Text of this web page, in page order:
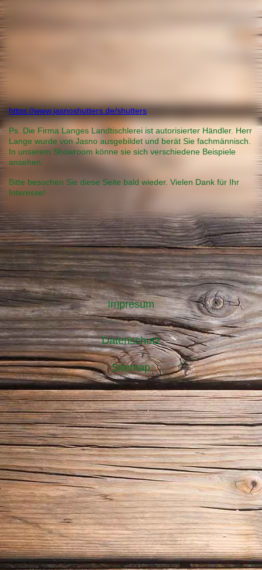
Landtischlerei-JasnoShutters
https://www.jasnoshutters.de/shutters
Ps. Die Firma Langes Landtischlerei ist autorisierter Händler. Herr
Lange wurde von Jasno ausgebildet und berät Sie fachmännisch.
In unserem Showroom könne sie sich verschiedene Beispiele
ansehen.
Bitte besuchen Sie diese Seite bald wieder. Vielen Dank für Ihr
Interesse!
Impresum
Datenschutz
Sitemap